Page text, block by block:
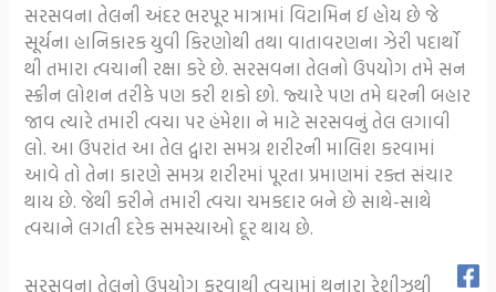
સરસવના તેલની અંદર ભરપૂર માત્રામાં વિટામિન ઈ હોય છે જે
સૂર્યના હાનિકારક યુવી કિરણોથી તથા વાતાવરણના ઝેરી પદાર્થો
થી તમારા ત્વચાની રક્ષા કરે છે. સરસવના તેલનો ઉપયોગ તમે સન
સ્ક્રીન લોશન તરીકે પણ કરી શકો છો. જ્યારે પણ તમે ઘરની બહાર
જાવ ત્યારે તમારી ત્વચા પર હંમેશા ને માટે સરસવનું તેલ લગાવી
લો. આ ઉપરાંત આ તેલ દ્વારા સમગ્ર શરીરની માલિશ કરવામાં
આવે તો તેના કારણે સમગ્ર શરીરમાં પૂરતા પ્રમાણમાં રક્ત સંચાર
થાય છે. જેથી કરીને તમારી ત્વચા ચમકદાર બને છે સાથે-સાથે
ત્વચાને લગતી દરેક સમસ્યાઓ દૂર થાય છે.
સરસવના તેલનો ઉપયોગ કરવાથી ત્વચામાં થનારા રેશીઝથી